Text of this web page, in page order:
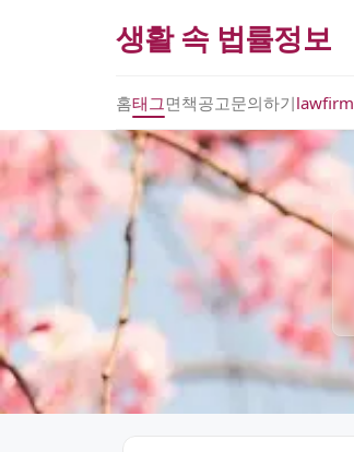
생활 속 법률정보
홈태그면책공고문의하기lawfirm